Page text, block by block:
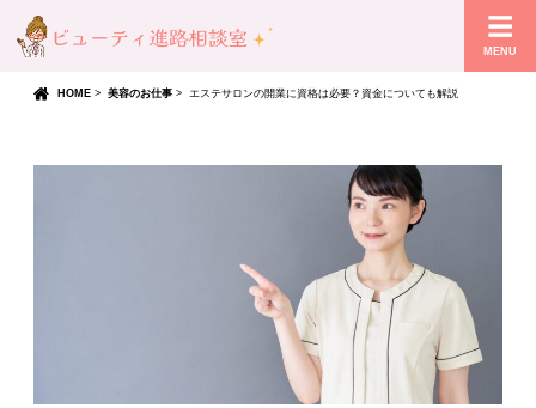
MENU
HOME > 美容のお仕事 > エステサロンの開業に資格は必要？資金についても解説